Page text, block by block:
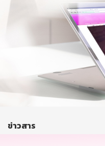
การพัฒนาที่ยั่งยืน
บริการทางการเงิน
ติดต่อเรา
บริการออนไลน์
ข่าวสาร